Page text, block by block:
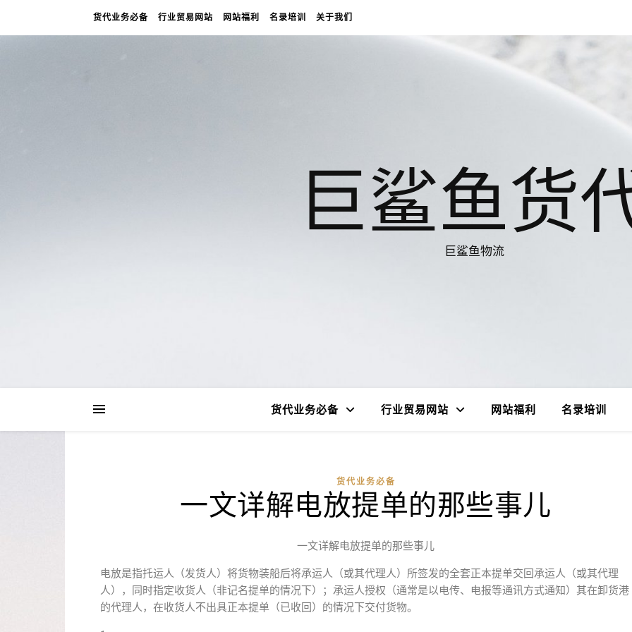
货代业务必备 行业贸易网站 网站福利 名录培训 关于我们
巨鲨鱼货
巨鲨鱼物流
货代业务必备 行业贸易网站 网站福利 名录培训
货代业务必备
一文详解电放提单的那些事儿
一文详解电放提单的那些事儿
电放是指托运人（发货人）将货物装船后将承运人（或其代理人）所签发的全套正本提单交回承运人（或其代理
人），同时指定收货人（非记名提单的情况下）；承运人授权（通常是以电传、电报等通讯方式通知）其在卸货港
的代理人，在收货人不出具正本提单（已收回）的情况下交付货物。